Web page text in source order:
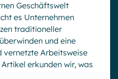
Geschäftswelt
es Unternehmen
traditioneller
und eine
vernetzte Arbeitsweise
erkunden wir, was